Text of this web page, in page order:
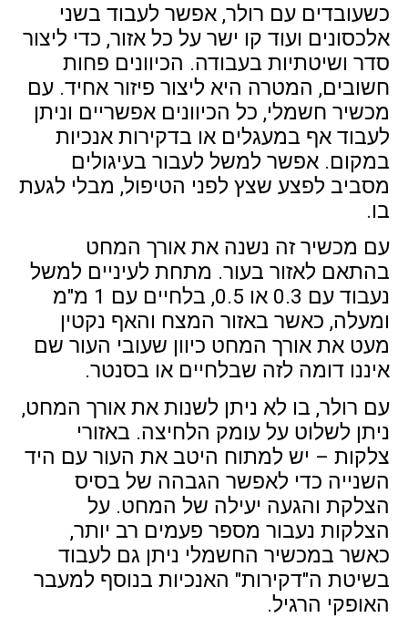
כשעובדים עם רולר, אפשר לעבוד בשני
אלכסונים ועוד קו ישר על כל אזור, כדי ליצור
סדר ושיטתיות בעבודה. הכיוונים פחות
חשובים, המטרה היא ליצור פיזור אחיד. עם
מכשיר חשמלי, כל הכיוונים אפשריים וניתן
לעבוד אף במעגלים או בדקירות אנכיות
במקום. אפשר למשל לעבור בעיגולים
מסביב לפצע שצץ לפני הטיפול, מבלי לגעת
בו.
עם מכשיר זה נשנה את אורך המחט
בהתאם לאזור בעור. מתחת לעיניים למשל
נעבוד עם 0.3 או 0.5, בלחיים עם 1 מ"מ
ומעלה, כאשר באזור המצח והאף נקטין
מעט את אורך המחט כיוון שעובי העור שם
איננו דומה לזה שבלחיים או בסנטר.
עם רולר, בו לא ניתן לשנות את אורך המחט,
ניתן לשלוט על עומק הלחיצה. באזורי
צלקות – יש למתוח היטב את העור עם היד
השנייה כדי לאפשר הגבהה של בסיס
הצלקת והגעה יעילה של המחט. על
הצלקות נעבור מספר פעמים רב יותר,
כאשר במכשיר החשמלי ניתן גם לעבוד
בשיטת ה"דקירות" האנכיות בנוסף למעבר
האופקי הרגיל.